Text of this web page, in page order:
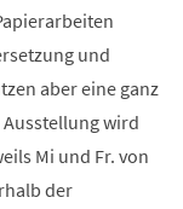
und
aber eine ganz
wird
Mi und Fr. von
der